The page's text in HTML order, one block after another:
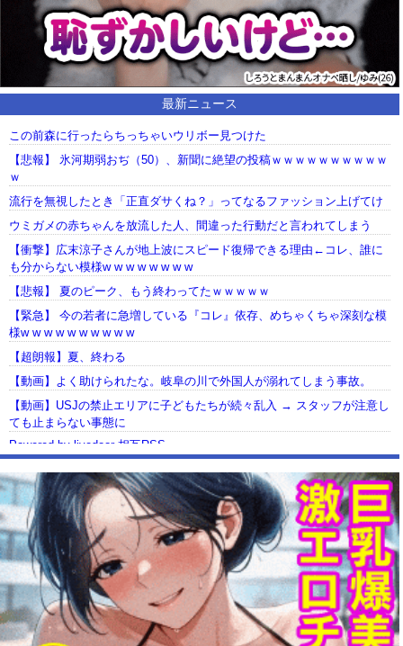
最新ニュース
この前森に行ったらちっちゃいウリボー見つけた
【悲報】 氷河期弱おぢ（50）、新聞に絶望の投稿ｗｗｗｗｗｗｗｗｗｗ
ｗ
流行を無視したとき「正直ダサくね？」ってなるファッション上げてけ
ウミガメの赤ちゃんを放流した人、間違った行動だと言われてしまう
【衝撃】広末涼子さんが地上波にスピード復帰できる理由←コレ、誰に
も分からない模様w w w w w w w w
【悲報】 夏のピーク、もう終わってたｗｗｗｗｗ
【緊急】 今の若者に急増している『コレ』依存、めちゃくちゃ深刻な模
様w w w w w w w w w w
【超朗報】夏、終わる
【動画】よく助けられたな。岐阜の川で外国人が溺れてしまう事故。
【動画】USJの禁止エリアに子どもたちが続々乱入 → スタッフが注意し
ても止まらない事態に
Powered by livedoor 相互RSS